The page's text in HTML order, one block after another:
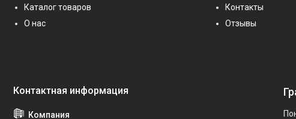
Каталог товаров
О нас
Контакты
Отзывы